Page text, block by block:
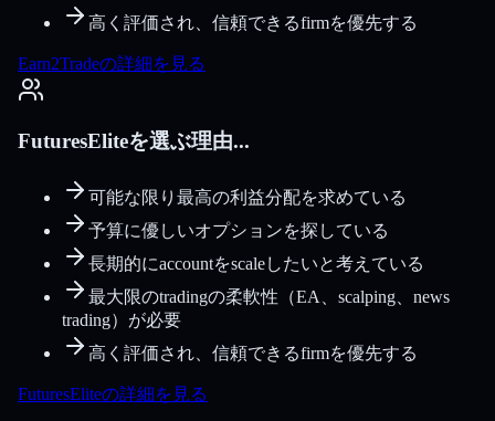
高く評価され、信頼できるfirmを優先する
Earn2Tradeの詳細を見る
FuturesEliteを選ぶ理由...
可能な限り最高の利益分配を求めている
予算に優しいオプションを探している
長期的にaccountをscaleしたいと考えている
最大限のtradingの柔軟性（EA、scalping、news
trading）が必要
高く評価され、信頼できるfirmを優先する
FuturesEliteの詳細を見る